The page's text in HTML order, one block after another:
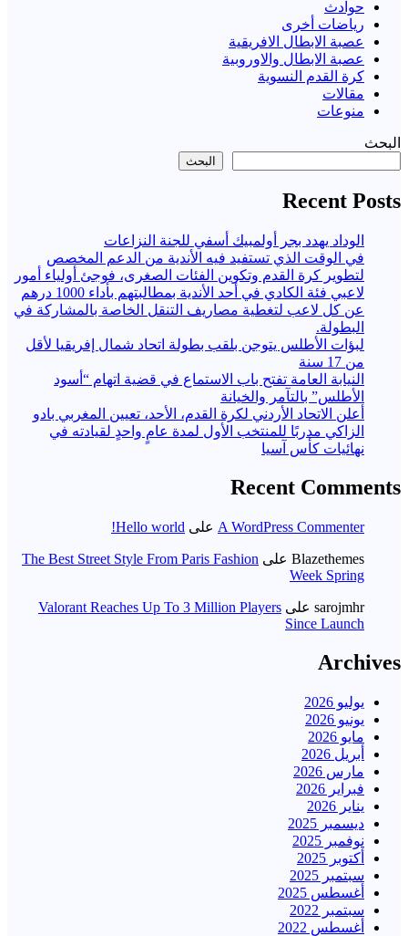
حوادث
رياضات أخرى
عصبة الابطال الافريقية
عصبة الابطال والاوروبية
كرة القدم النسوية
مقالات
منوعات
البحث
البحث
Recent Posts
الوداد يهدد بجر أولمبيك أسفي للجنة النزاعات
في الوقت الذي تستفيد فيه الأندية من الدعم المخصص
لتطوير كرة القدم وتكوين الفئات الصغرى، فوجئ أولياء أمور
لاعبي فئة الكادي في أحد الأندية بمطالبتهم بأداء 1000 درهم
عن كل لاعب لتغطية مصاريف التنقل الخاصة بالمشاركة في
البطولة.
لبؤات الأطلس يتوجن بلقب بطولة اتحاد شمال إفريقيا لأقل
من 17 سنة
النيابة العامة تفتح باب الاستماع في قضية اتهام “أسود
الأطلس” بالتآمر والخيانة
أعلن الاتحاد الأردني لكرة القدم، الأحد، تعيين المغربي بادو
الزاكي مدربًا للمنتخب الأول لمدة عامٍ واحدٍ لقيادته ​في
نهائيات كأس آسيا
Recent Comments
A WordPress Commenter على Hello world!
Blazethemes على The Best Street Style From Paris Fashion
Week Spring
sarojmhr على Valorant Reaches Up To 3 Million Players
Since Launch
Archives
يوليو 2026
يونيو 2026
مايو 2026
أبريل 2026
مارس 2026
فبراير 2026
يناير 2026
ديسمبر 2025
نوفمبر 2025
أكتوبر 2025
سبتمبر 2025
أغسطس 2025
سبتمبر 2022
أغسطس 2022